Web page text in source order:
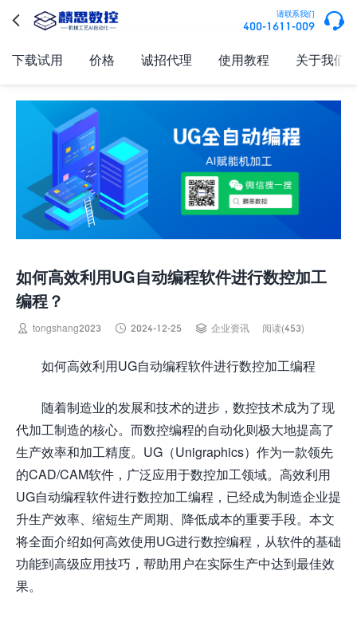
 请联系我们
400-1611-009 
下载试用 价格 诚招代理 使用教程 关于我们
如何高效利用UG自动编程软件进行数控加工
编程？
 tongshang2023  2024-12-25  企业资讯 阅读(453)
如何高效利用UG自动编程软件进行数控加工编程
随着制造业的发展和技术的进步，数控技术成为了现
代加工制造的核心。而数控编程的自动化则极大地提高了
生产效率和加工精度。UG（Unigraphics）作为一款领先
的CAD/CAM软件，广泛应用于数控加工领域。高效利用
UG自动编程软件进行数控加工编程，已经成为制造企业提
升生产效率、缩短生产周期、降低成本的重要手段。本文
将全面介绍如何高效使用UG进行数控编程，从软件的基础
功能到高级应用技巧，帮助用户在实际生产中达到最佳效
果。